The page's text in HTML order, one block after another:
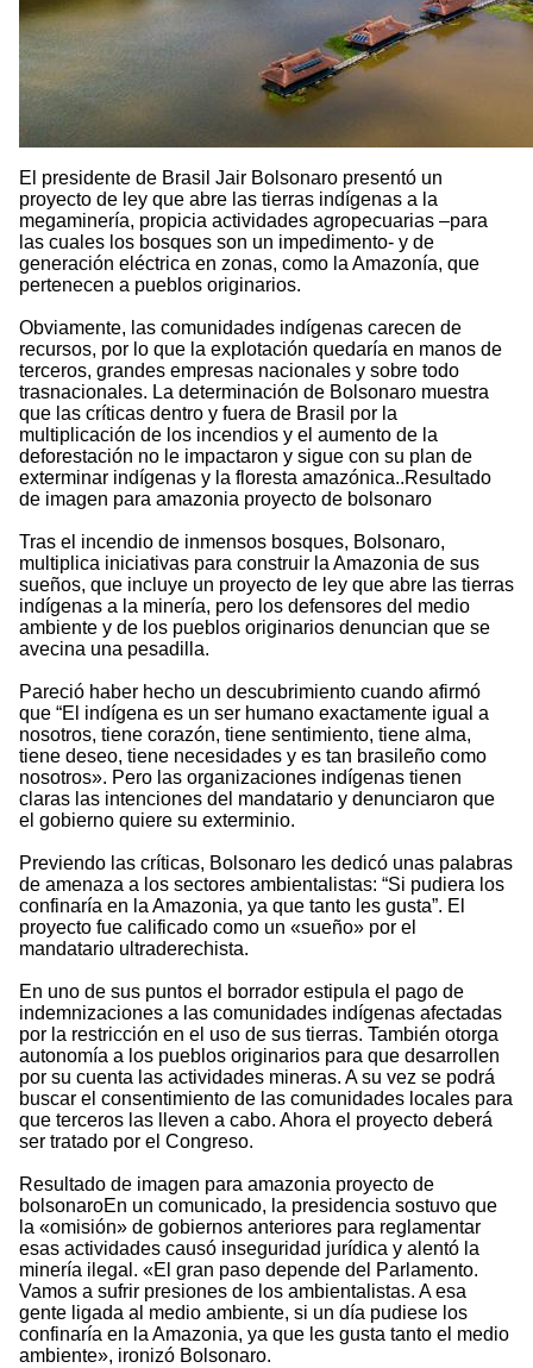
El presidente de Brasil Jair Bolsonaro presentó un
proyecto de ley que abre las tierras indígenas a la
megaminería, propicia actividades agropecuarias –para
las cuales los bosques son un impedimento- y de
generación eléctrica en zonas, como la Amazonía, que
pertenecen a pueblos originarios.
Obviamente, las comunidades indígenas carecen de
recursos, por lo que la explotación quedaría en manos de
terceros, grandes empresas nacionales y sobre todo
trasnacionales. La determinación de Bolsonaro muestra
que las críticas dentro y fuera de Brasil por la
multiplicación de los incendios y el aumento de la
deforestación no le impactaron y sigue con su plan de
exterminar indígenas y la floresta amazónica..Resultado
de imagen para amazonia proyecto de bolsonaro
Tras el incendio de inmensos bosques, Bolsonaro,
multiplica iniciativas para construir la Amazonia de sus
sueños, que incluye un proyecto de ley que abre las tierras
indígenas a la minería, pero los defensores del medio
ambiente y de los pueblos originarios denuncian que se
avecina una pesadilla.
Pareció haber hecho un descubrimiento cuando afirmó
que “El indígena es un ser humano exactamente igual a
nosotros, tiene corazón, tiene sentimiento, tiene alma,
tiene deseo, tiene necesidades y es tan brasileño como
nosotros». Pero las organizaciones indígenas tienen
claras las intenciones del mandatario y denunciaron que
el gobierno quiere su exterminio.
Previendo las críticas, Bolsonaro les dedicó unas palabras
de amenaza a los sectores ambientalistas: “Si pudiera los
confinaría en la Amazonia, ya que tanto les gusta”. El
proyecto fue calificado como un «sueño» por el
mandatario ultraderechista.
En uno de sus puntos el borrador estipula el pago de
indemnizaciones a las comunidades indígenas afectadas
por la restricción en el uso de sus tierras. También otorga
autonomía a los pueblos originarios para que desarrollen
por su cuenta las actividades mineras. A su vez se podrá
buscar el consentimiento de las comunidades locales para
que terceros las lleven a cabo. Ahora el proyecto deberá
ser tratado por el Congreso.
Resultado de imagen para amazonia proyecto de
bolsonaroEn un comunicado, la presidencia sostuvo que
la «omisión» de gobiernos anteriores para reglamentar
esas actividades causó inseguridad jurídica y alentó la
minería ilegal. «El gran paso depende del Parlamento.
Vamos a sufrir presiones de los ambientalistas. A esa
gente ligada al medio ambiente, si un día pudiese los
confinaría en la Amazonia, ya que les gusta tanto el medio
ambiente», ironizó Bolsonaro.